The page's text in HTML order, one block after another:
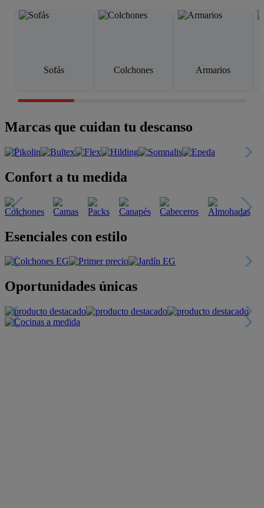
Sofás Colchones Armarios
Marcas que cuidan tu descanso
Confort a tu medida
Esenciales con estilo
Oportunidades únicas